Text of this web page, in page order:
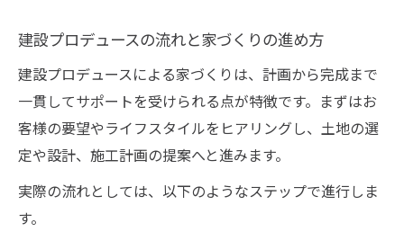
建設プロデュースの流れと家づくりの進め方
建設プロデュースによる家づくりは、計画から完成まで
一貫してサポートを受けられる点が特徴です。まずはお
客様の要望やライフスタイルをヒアリングし、土地の選
定や設計、施工計画の提案へと進みます。
実際の流れとしては、以下のようなステップで進行しま
す。